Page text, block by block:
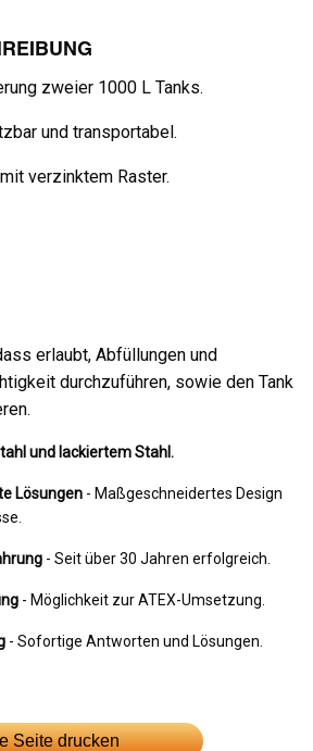
zweier 1000 L Tanks.
und transportabel.
verzinktem Raster.
erlaubt, Abfüllungen und
durchzuführen, sowie den Tank
und lackiertem Stahl.
Lösungen - Maßgeschneidertes Design
- Seit über 30 Jahren erfolgreich.
- Möglichkeit zur ATEX-Umsetzung.
- Sofortige Antworten und Lösungen.
Seite drucken